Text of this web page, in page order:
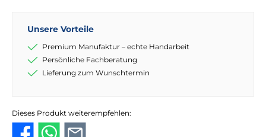
Unsere Vorteile
Premium Manufaktur – echte Handarbeit
Persönliche Fachberatung
Lieferung zum Wunschtermin
Dieses Produkt weiterempfehlen: